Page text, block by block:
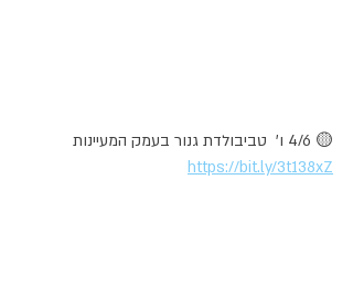
🟡 4/6 ו'  טביבולדת גנור בעמק המעיינות
https://bit.ly/3t138xZ